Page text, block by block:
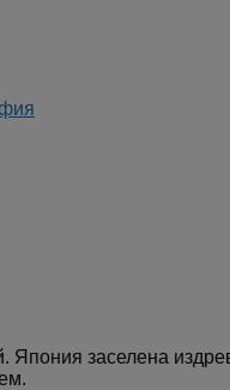
Япония заселена